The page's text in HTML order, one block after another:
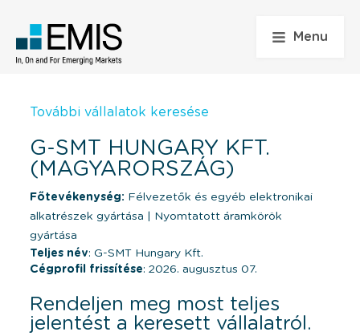
Menu
További vállalatok keresése
G-SMT HUNGARY KFT.
(MAGYARORSZÁG)
Főtevékenység: Félvezetők és egyéb elektronikai
alkatrészek gyártása
Nyomtatott áramkörök
gyártása
Teljes név: G-SMT Hungary Kft.
Cégprofil frissítése: 2026. augusztus 07.
Rendeljen meg most teljes
jelentést a keresett vállalatról.